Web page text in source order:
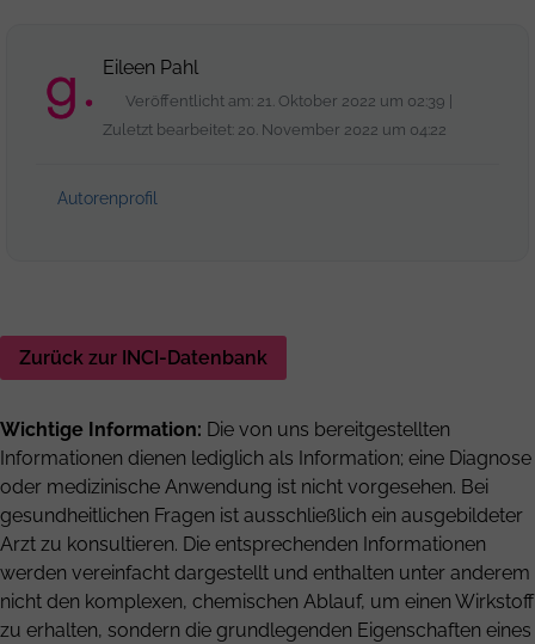
Eileen Pahl
Veröffentlicht am: 21. Oktober 2022 um 02:39 |
Zuletzt bearbeitet: 20. November 2022 um 04:22
Autorenprofil
Zurück zur INCI-Datenbank
Wichtige Information: Die von uns bereitgestellten
Informationen dienen lediglich als Information; eine Diagnose
oder medizinische Anwendung ist nicht vorgesehen. Bei
gesundheitlichen Fragen ist ausschließlich ein ausgebildeter
Arzt zu konsultieren. Die entsprechenden Informationen
werden vereinfacht dargestellt und enthalten unter anderem
nicht den komplexen, chemischen Ablauf, um einen Wirkstoff
zu erhalten, sondern die grundlegenden Eigenschaften eines